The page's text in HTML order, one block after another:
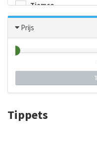
Tiemco
Trabucco
Traper
Prijs
Tippets